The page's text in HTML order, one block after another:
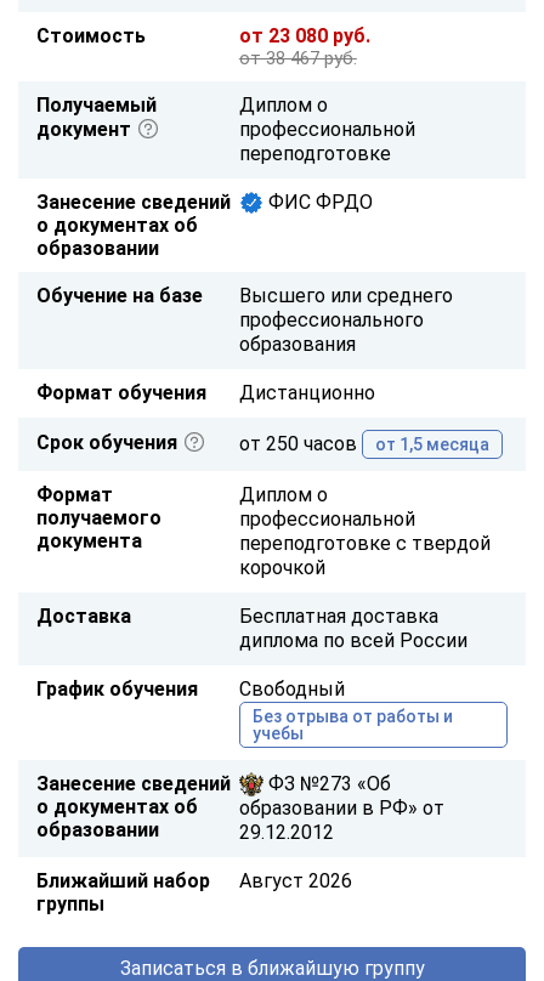
Стоимость от 23 080 руб.
от 38 467 руб.
Получаемый
документ
Диплом о
профессиональной
переподготовке
Занесение сведений
о документах об
образовании
ФИС ФРДО
Обучение на базе
Высшего или среднего
профессионального
образования
Формат обучения Дистанционно
Срок обучения от 250 часов от 1,5 месяца
Формат
получаемого
документа
Диплом о
профессиональной
переподготовке с твердой
корочкой
Доставка
Бесплатная доставка
диплома по всей России
График обучения Свободный
Без отрыва от работы и
учебы
Занесение сведений
о документах об
образовании
ФЗ №273 «Об
образовании в РФ» от
29.12.2012
Ближайший набор
группы
Август 2026
Записаться в ближайшую группу